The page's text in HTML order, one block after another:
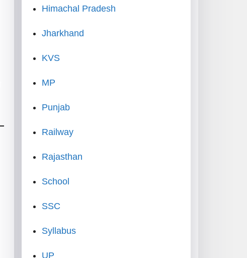
Himachal Pradesh
Jharkhand
KVS
MP
Punjab
Railway
Rajasthan
School
SSC
Syllabus
UP